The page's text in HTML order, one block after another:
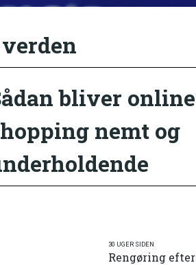
bliver online
nemt og
30 UGER SIDEN
Rengøring efter